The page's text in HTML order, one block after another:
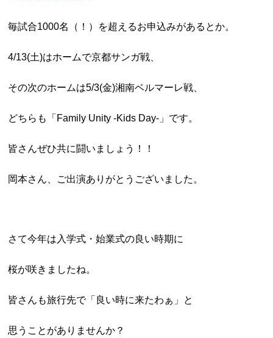
毎試合1000名（！）を超えるお申込みがあるとか。
4/13(土)はホームで京都サンガ戦、
その次のホームは5/3(金)湘南ベルマーレ戦、
どちらも「Family Unity -Kids Day-」です。
皆さんぜひ共に闘いましょう！！
岡本さん、ご出演ありがとうございました。
さて今年は入学式・始業式の良い時期に
桜が咲きましたね。
皆さんも旅行先で「良い時に来たわぁ」と
思うことがありませんか？